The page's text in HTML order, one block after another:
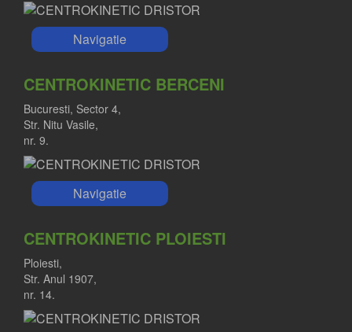
Navigatie
CENTROKINETIC BERCENI
Bucuresti, Sector 4,
Str. Nitu Vasile,
nr. 9.
Navigatie
CENTROKINETIC PLOIESTI
Ploiesti,
Str. Anul 1907,
nr. 14.